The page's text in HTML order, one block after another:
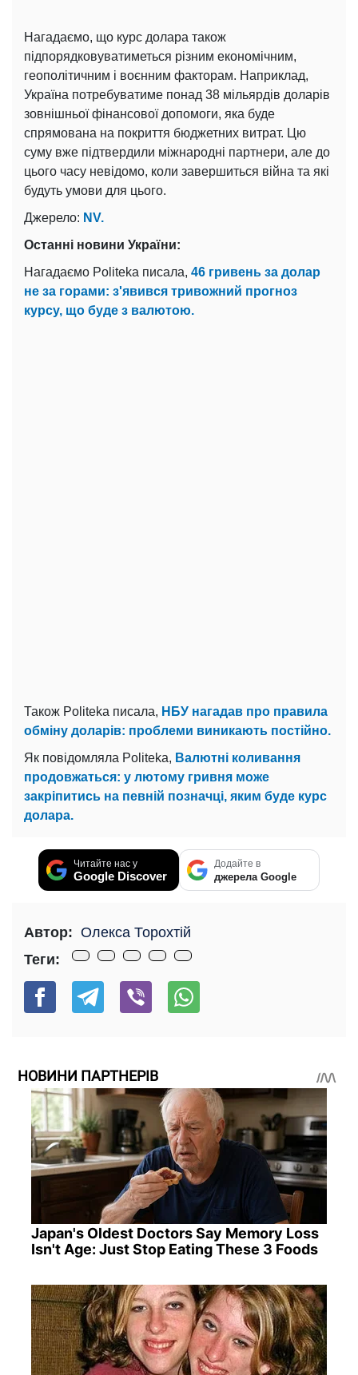
Нагадаємо, що курс долара також
підпорядковуватиметься різним економічним,
геополітичним і воєнним факторам. Наприклад,
Україна потребуватиме понад 38 мільярдів доларів
зовнішньої фінансової допомоги, яка буде
спрямована на покриття бюджетних витрат. Цю
суму вже підтвердили міжнародні партнери, але до
цього часу невідомо, коли завершиться війна та які
будуть умови для цього.
Джерело: NV.
Останні новини України:
Нагадаємо Politeka писала, 46 гривень за долар
не за горами: з'явився тривожний прогноз
курсу, що буде з валютою.
Також Politeka писала, НБУ нагадав про правила
обміну доларів: проблеми виникають постійно.
Як повідомляла Politeka, Валютні коливання
продовжаться: у лютому гривня може
закріпитись на певній позначці, яким буде курс
долара.
Читайте нас у
Google Discover
Додайте в
джерела Google
Автор: Олекса Торохтій
Теги:
НОВИНИ ПАРТНЕРІВ
Japan's Oldest Doctors Say Memory Loss
Isn't Age: Just Stop Eating These 3 Foods